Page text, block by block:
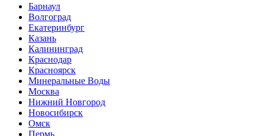
Барнаул
Волгоград
Екатеринбург
Казань
Калининград
Краснодар
Красноярск
Минеральные Воды
Москва
Нижний Новгород
Новосибирск
Омск
Пермь